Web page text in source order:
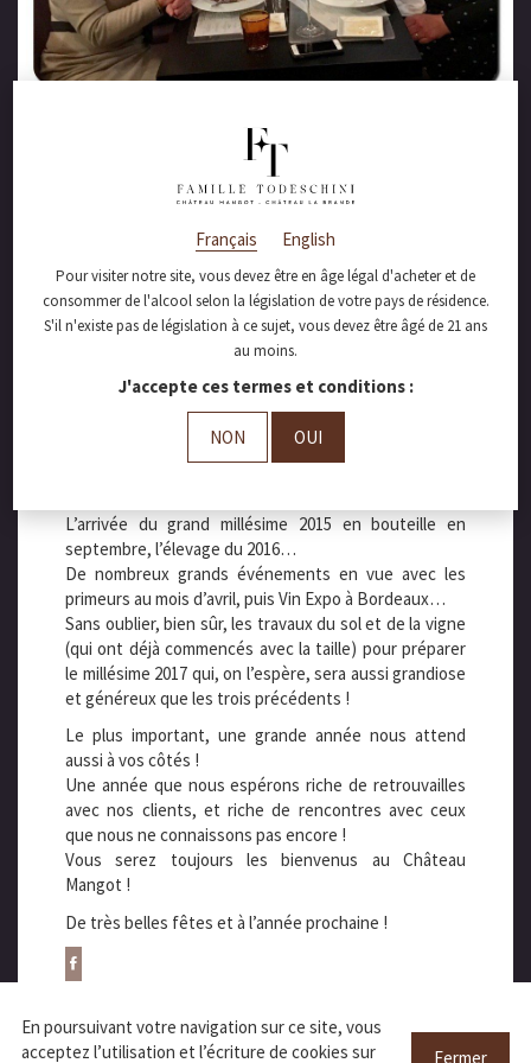
Joyeuses Fêtes à
tous !
Toute l’équipe de Château Mangot
vous souhaite de Joyeuses Fêtes !
Mangot est fermé du 23 décembre au 3 janvier avant
de repartir de plus belle pour l’année 2017 !
L’arrivée du grand millésime 2015 en bouteille en
septembre, l’élevage du 2016…
De nombreux grands événements en vue avec les
primeurs au mois d’avril, puis Vin Expo à Bordeaux…
Sans oublier, bien sûr, les travaux du sol et de la vigne
(qui ont déjà commencés avec la taille) pour préparer
le millésime 2017 qui, on l’espère, sera aussi grandiose
et généreux que les trois précédents !
Le plus important, une grande année nous attend
aussi à vos côtés !
Une année que nous espérons riche de retrouvailles
avec nos clients, et riche de rencontres avec ceux
que nous ne connaissons pas encore !
Vous serez toujours les bienvenus au Château
Mangot !
De très belles fêtes et à l’année prochaine !
Français English
Pour visiter notre site, vous devez être en âge légal d'acheter et de
consommer de l'alcool selon la législation de votre pays de résidence.
S'il n'existe pas de législation à ce sujet, vous devez être âgé de 21 ans
au moins.
J'accepte ces termes et conditions :
NON OUI
En poursuivant votre navigation sur ce site, vous
acceptez l’utilisation et l’écriture de cookies sur
Fermer